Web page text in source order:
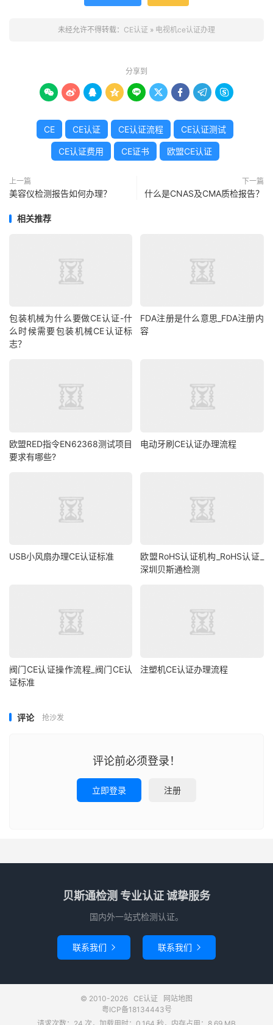
未经允许不得转载： CE认证 » 电视机ce认证办理
分享到
        
CE CE认证 CE认证流程 CE认证测试
CE认证费用 CE证书 欧盟CE认证
上一篇
美容仪检测报告如何办理？
下一篇
什么是CNAS及CMA质检报告？
相关推荐
包装机械为什么要做CE认证-什
么时候需要包装机械CE认证标
志？
FDA注册是什么意思_FDA注册内
容
欧盟RED指令EN62368测试项目
要求有哪些?
电动牙刷CE认证办理流程
USB小风扇办理CE认证标准
欧盟RoHS认证机构_RoHS认证_
深圳贝斯通检测
阀门CE认证操作流程_阀门CE认
证标准
注塑机CE认证办理流程
评论 抢沙发
评论前必须登录！
立即登录 注册
贝斯通检测 专业认证 诚挚服务
国内外一站式检测认证。
联系我们  联系我们 
© 2010-2026 CE认证
网站地图
粤ICP备18134443号